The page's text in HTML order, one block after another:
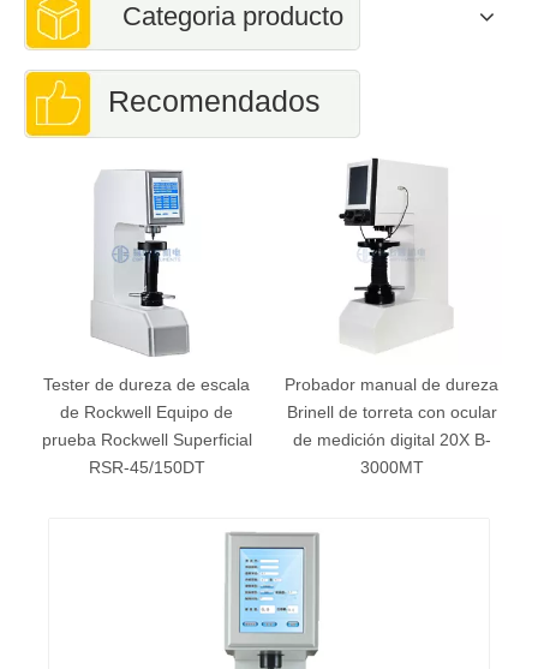
Categoria producto
Recomendados
Tester de dureza de escala
de Rockwell Equipo de
prueba Rockwell Superficial
RSR-45/150DT
Probador manual de dureza
Brinell de torreta con ocular
de medición digital 20X B-
3000MT